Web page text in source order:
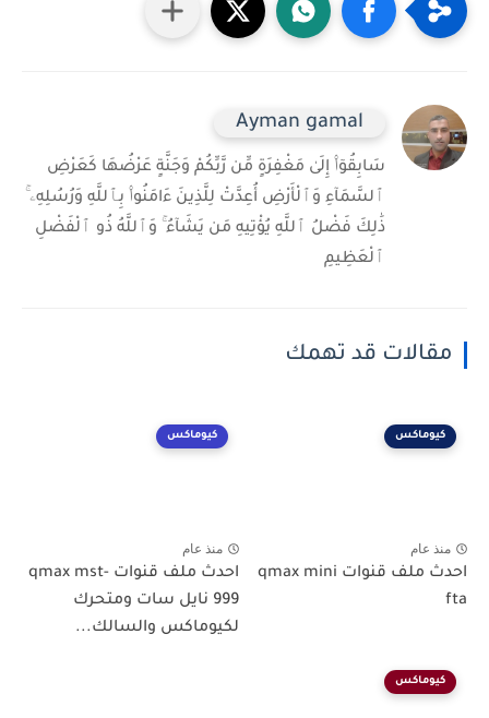
Ayman gamal
سَابِقُوٓا۟ إِلَىٰ مَغْفِرَةٍ مِّن رَّبِّكُمْ وَجَنَّةٍ عَرْضُهَا كَعَرْضِ
ٱلسَّمَآءِ وَٱلْأَرْضِ أُعِدَّتْ لِلَّذِينَ ءَامَنُوا۟ بِٱللَّهِ وَرُسُلِهِۦ ۚ
ذَٰلِكَ فَضْلُ ٱللَّهِ يُؤْتِيهِ مَن يَشَآءُ ۚ وَٱللَّهُ ذُو ٱلْفَضْلِ
ٱلْعَظِيمِ
مقالات قد تهمك
كيوماكس
منذ عام
احدث ملف قنوات qmax mini
fta
كيوماكس
منذ عام
احدث ملف قنوات qmax mst-
999 نايل سات ومتحرك
لكيوماكس والسالك...
كيوماكس